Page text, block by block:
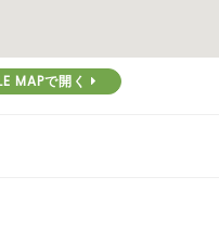
MAPで開く